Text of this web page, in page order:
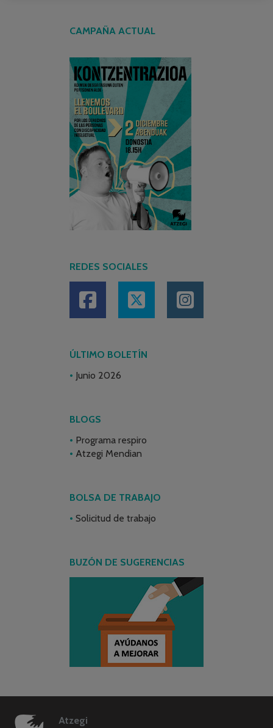
CAMPAÑA ACTUAL
REDES SOCIALES
ÚLTIMO BOLETÍN
Junio 2026
BLOGS
Programa respiro
Atzegi Mendian
BOLSA DE TRABAJO
Solicitud de trabajo
BUZÓN DE SUGERENCIAS
Atzegi